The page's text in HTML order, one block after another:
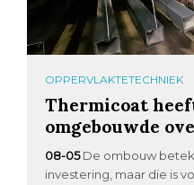
OPPERVLAKTETECHNIEK
Thermicoat
omgebouwde
08-05 De ombouw
investering, maar die is